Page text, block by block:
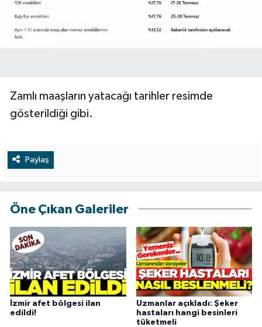
Zamlı maaşların yatacağı tarihler resimde
gösterildiği gibi.
Paylaş
Öne Çıkan Galeriler
İzmir afet bölgesi ilan
edildi!
Uzmanlar açıkladı: Şeker
hastaları hangi besinleri
tüketmeli